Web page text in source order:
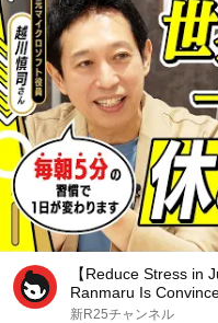
【Reduce Stress in
Ranmaru Is
Pra...
新R25チャンネル